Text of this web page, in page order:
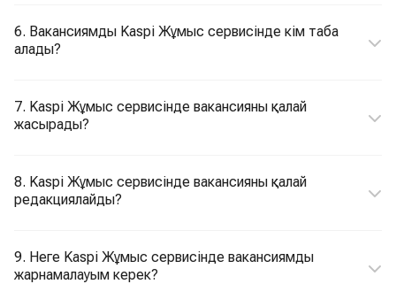
6. Вакансиямды Kaspi Жұмыс сервисінде кім таба
алады?
7. Kaspi Жұмыс сервисінде вакансияны қалай
жасырады?
8. Kaspi Жұмыс сервисінде вакансияны қалай
редакциялайды?
9. Неге Kaspi Жұмыс сервисінде вакансиямды
жарнамалауым керек?